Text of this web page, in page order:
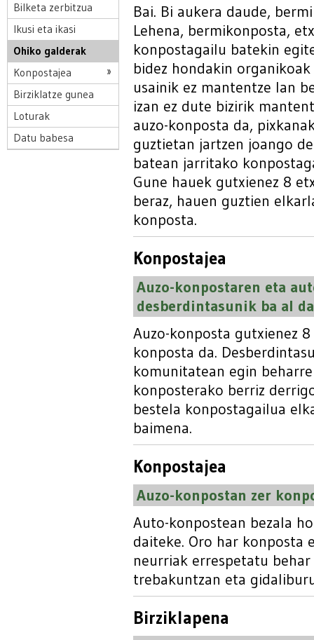
Bilketa zerbitzua
Ikusi eta ikasi
Ohiko galderak
Konpostajea
Birziklatze gunea
Loturak
Datu babesa
Bai. Bi aukera daude,
Lehena, bermikonposta,
konpostagailu batekin
bidez hondakin
usainik ez mantentze lan
izan ez dute bizirik
auzo-konposta da,
guztietan jartzen joango
batean jarritako
Gune hauek gutxienez 8
beraz, hauen guztien
konposta.
Konpostajea
Auzo-konpostaren eta
desberdintasunik ba al
Auzo-konposta gutxienez
konposta da.
komunitatean egin
konposterako berriz
bestela konpostagailua
baimena.
Konpostajea
Auzo-konpostan zer
Auto-konpostean bezala
daiteke. Oro har konposta
neurriak errespetatu
trebakuntzan eta
Birziklapena